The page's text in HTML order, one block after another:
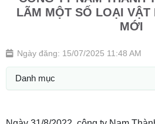
LÃM MỘT SỐ LOẠI VẬT
MỚI
Ngày đăng: 15/07/2025 11:48 AM
Danh mục